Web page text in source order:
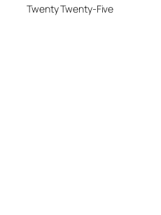
Twenty Twenty-Five